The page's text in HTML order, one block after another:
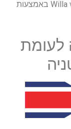
אתה יכול לצפות ב Willa vila vs West Ham Stream באמצעות
לעומת